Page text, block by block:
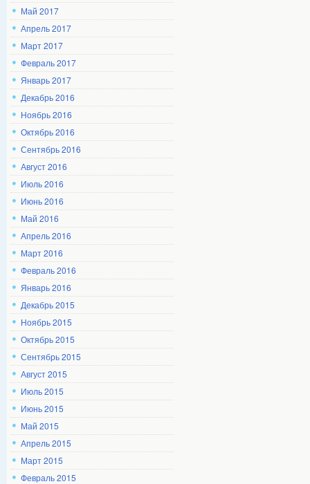
Май 2017
Апрель 2017
Март 2017
Февраль 2017
Январь 2017
Декабрь 2016
Ноябрь 2016
Октябрь 2016
Сентябрь 2016
Август 2016
Июль 2016
Июнь 2016
Май 2016
Апрель 2016
Март 2016
Февраль 2016
Январь 2016
Декабрь 2015
Ноябрь 2015
Октябрь 2015
Сентябрь 2015
Август 2015
Июль 2015
Июнь 2015
Май 2015
Апрель 2015
Март 2015
Февраль 2015